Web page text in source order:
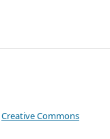
Creative Commons